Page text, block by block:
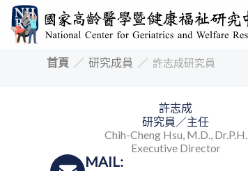
首頁 ／研究成員 ／許志成研究員
許志成
研究員／主任
Chih-Cheng Hsu, M.D., Dr.P.H.
Executive Director
MAIL: